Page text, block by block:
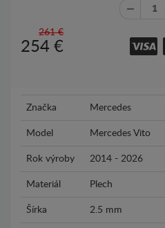
261 €
254 €
Značka Mercedes
Model Mercedes Vito
Rok výroby 2014 - 2026
Materiál Plech
Šírka 2.5 mm